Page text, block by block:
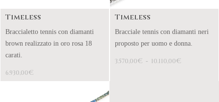
Timeless
Braccialetto tennis con diamanti
brown realizzato in oro rosa 18
carati.
6.930,00€
Timeless
Bracciale tennis con diamanti neri
proposto per uomo e donna.
3.570,00€ - 10.110,00€